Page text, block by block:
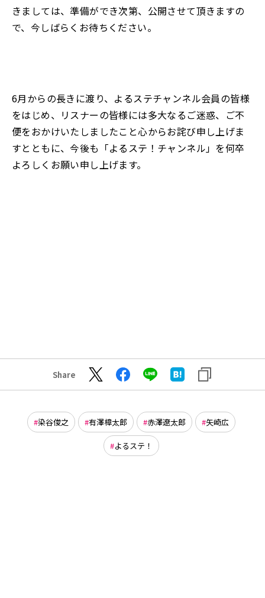
きましては、準備ができ次第、公開させて頂きますの
で、今しばらくお待ちください。
6月からの長きに渡り、よるステチャンネル会員の皆様
をはじめ、リスナーの皆様には多大なるご迷惑、ご不
便をおかけいたしましたこと心からお詫び申し上げま
すとともに、今後も「よるステ！チャンネル」を何卒
よろしくお願い申し上げます。
Share
染谷俊之 有澤樟太郎 赤澤遼太郎 矢崎広
よるステ！